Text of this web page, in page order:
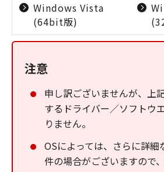
Windows Vista
(64bit版)
注意
申し訳ございませんが、上
するドライバー／ソフトウ
りません。
OSによっては、さらに詳細
件の場合がございますので